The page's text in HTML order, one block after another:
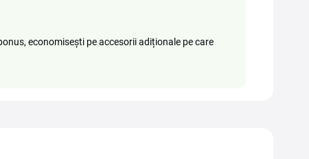
economisești pe accesorii adiționale pe care